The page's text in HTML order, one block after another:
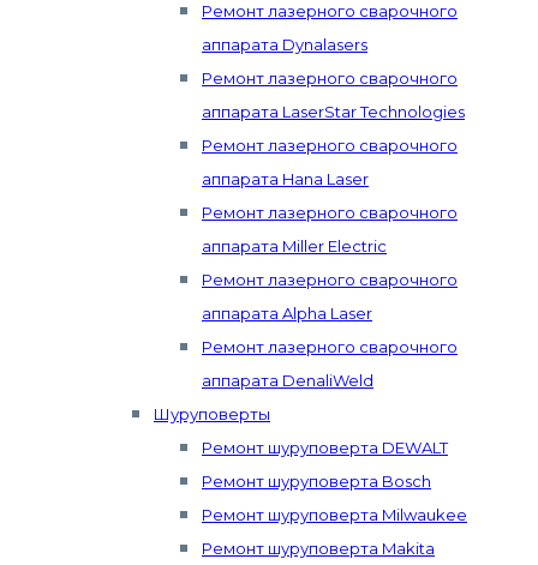
Ремонт лазерного сварочного
аппарата Dynalasers
Ремонт лазерного сварочного
аппарата LaserStar Technologies
Ремонт лазерного сварочного
аппарата Hana Laser
Ремонт лазерного сварочного
аппарата Miller Electric
Ремонт лазерного сварочного
аппарата Alpha Laser
Ремонт лазерного сварочного
аппарата DenaliWeld
Шуруповерты
Ремонт шуруповерта DEWALT
Ремонт шуруповерта Bosch
Ремонт шуруповерта Milwaukee
Ремонт шуруповерта Makita